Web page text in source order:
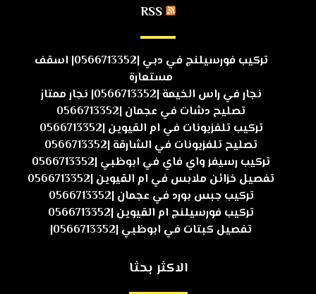
RSS
تركيب فورسيلنج في دبي |0566713352| اسقف
مستعارة
نجار في راس الخيمة |0566713352| نجار ممتاز
تصليح دشات في عجمان |0566713352
تركيب تلفزيونات في ام القيوين |0566713352
تصليح تلفزيونات في الشارقة |0566713352
تركيب رسيفر واي فاي في ابوظبي |0566713352
تفصيل خزائن ملابس في ام القيوين |0566713352
تركيب جبس بورد في عجمان |0566713352
تركيب فورسيلنج ام القيوين |0566713352
تفصيل كبتات في ابوظبي |0566713352|
الاكثر بحثا